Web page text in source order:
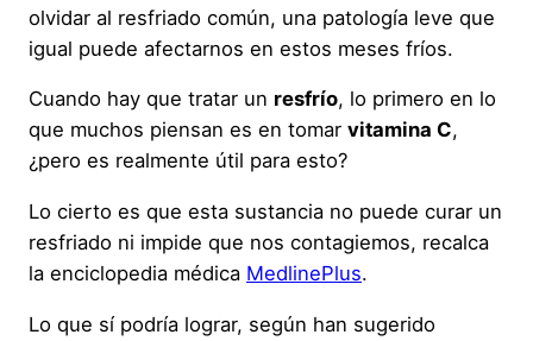
olvidar al resfriado común, una patología leve que
igual puede afectarnos en estos meses fríos.
Cuando hay que tratar un resfrío, lo primero en lo
que muchos piensan es en tomar vitamina C,
¿pero es realmente útil para esto?
Lo cierto es que esta sustancia no puede curar un
resfriado ni impide que nos contagiemos, recalca
la enciclopedia médica MedlinePlus.
Lo que sí podría lograr, según han sugerido